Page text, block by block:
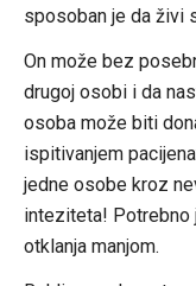
sposoban je da živi
On može bez
drugoj osobi i da
osoba može biti
ispitivanjem
jedne osobe kroz
inteziteta! Potrebno
otklanja manjom.